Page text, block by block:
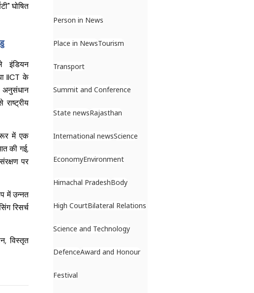
घोषित
इंडियन
IICT के
अनुसंधान
में एक
की गई,
पर
में उन्नत
रिसर्च
विस्तृत
Person in News
Place in NewsTourism
Transport
Summit and Conference
State newsRajasthan
International newsScience
EconomyEnvironment
Himachal PradeshBody
High CourtBilateral Relations
Science and Technology
DefenceAward and Honour
Festival